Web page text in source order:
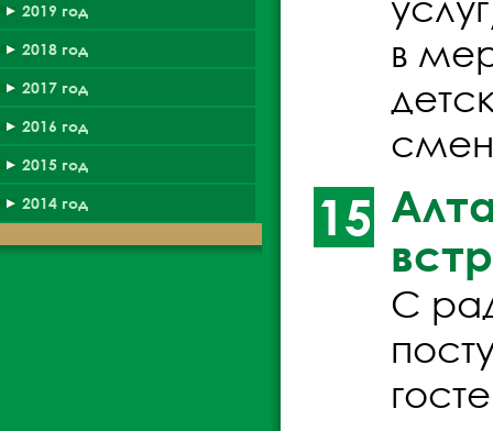
2019 год
2018 год
2017 год
2016 год
2015 год
2014 год
в
15
С